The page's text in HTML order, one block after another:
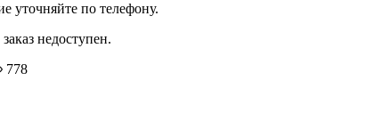
уточняйте по телефону.
недоступен.
778